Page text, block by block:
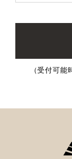
（受付可